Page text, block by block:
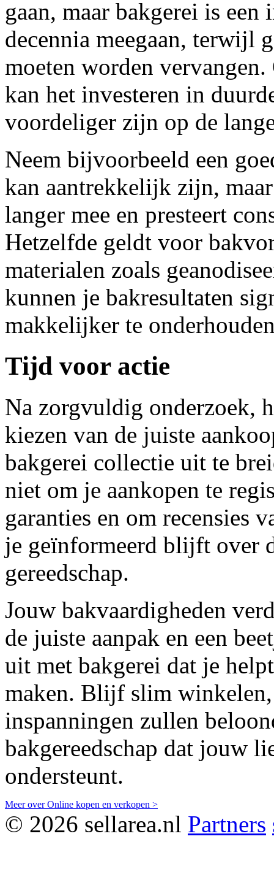
gaan, maar bakgerei is
decennia meegaan, terwijl
moeten worden
kan het investeren in
voordeliger zijn op de
Neem bijvoorbeeld een
kan aantrekkelijk zijn,
langer mee en presteert
Hetzelfde geldt voor
materialen zoals
kunnen je bakresultaten
makkelijker te
Tijd voor actie
Na zorgvuldig onderzoek,
kiezen van de juiste
bakgerei collectie uit te
niet om je aankopen te
garanties en om recensies
je geïnformeerd blijft over
gereedschap.
Jouw bakvaardigheden
de juiste aanpak en een
uit met bakgerei dat je
maken. Blijf slim
inspanningen zullen
bakgereedschap dat jouw
ondersteunt.
Meer over Online kopen en verkopen >
© 2026 sellarea.nl Partners